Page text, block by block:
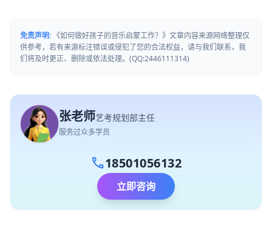
免责声明: 《如何做好孩子的音乐启蒙工作？》文章内容来源网络整理仅
供参考，若有来源标注错误或侵犯了您的合法权益，请与我们联系，我
们将及时更正、删除或依法处理。(QQ:2446111314)
张老师艺考规划部主任
服务过众多学员
call18501056132
立即咨询